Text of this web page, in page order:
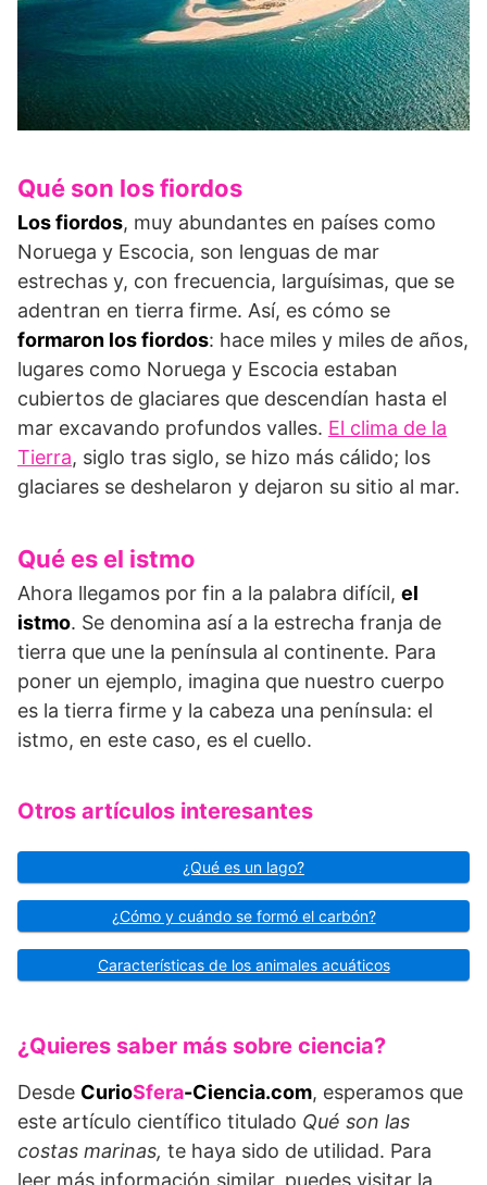
Qué son los fiordos
Los fiordos, muy abundantes en países como
Noruega y Escocia, son lenguas de mar
estrechas y, con frecuencia, larguísimas, que se
adentran en tierra firme. Así, es cómo se
formaron los fiordos: hace miles y miles de años,
lugares como Noruega y Escocia estaban
cubiertos de glaciares que descendían hasta el
mar excavando profundos valles. El clima de la
Tierra, siglo tras siglo, se hizo más cálido; los
glaciares se deshelaron y dejaron su sitio al mar.
Qué es el istmo
Ahora llegamos por fin a la palabra difícil, el
istmo. Se denomina así a la estrecha franja de
tierra que une la península al continente. Para
poner un ejemplo, imagina que nuestro cuerpo
es la tierra firme y la cabeza una península: el
istmo, en este caso, es el cuello.
Otros artículos interesantes
¿Qué es un lago?
¿Cómo y cuándo se formó el carbón?
Características de los animales acuáticos
¿Quieres saber más sobre ciencia?
Desde CurioSfera-Ciencia.com, esperamos que
este artículo científico titulado Qué son las
costas marinas, te haya sido de utilidad. Para
leer más información similar, puedes visitar la